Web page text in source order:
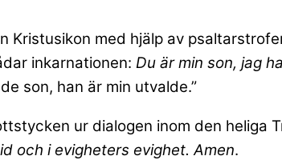
med hjälp av
inkarnationen: Du är min son, jag
son, han är min utvalde.”
ur dialogen inom den heliga
och i evigheters evighet. Amen.